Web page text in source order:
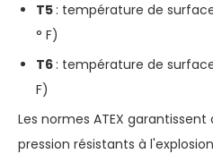
T5 : température de
° F)
T6 : température de
F)
Les normes ATEX
pression résistants à